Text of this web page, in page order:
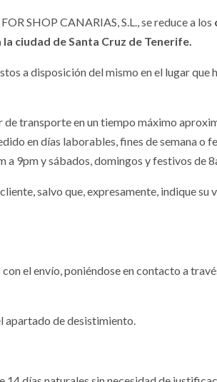
SHOP CANARIAS, S.L., se reduce a los
ciudad de Santa Cruz de Tenerife.
a disposición del mismo en el lugar que
transporte en un tiempo máximo
en días laborables, fines de semana o
9pm y sábados, domingos y festivos de
salvo que, expresamente, indique su
el envío, poniéndose en contacto a
apartado de desistimiento.